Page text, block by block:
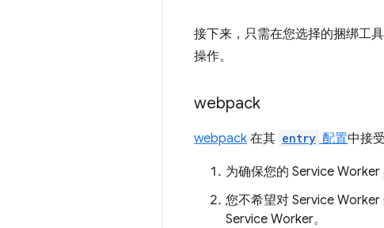
接下来，只需在您选择的捆绑工
操作。
webpack
webpack 在其 entry 配置中接
为确保您的 Service Worker
您不希望对 Service
Service Worker。